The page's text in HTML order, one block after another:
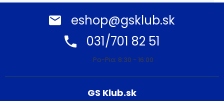
eshop@gsklub.sk
031/701 82 51
Po-Pia: 8:30 - 16:00
GS Klub.sk